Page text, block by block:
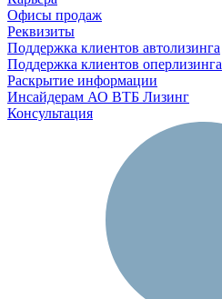
Офисы продаж
Реквизиты
Поддержка клиентов автолизинга
Поддержка клиентов оперлизинга
Раскрытие информации
Инсайдерам АО ВТБ Лизинг
Консультация